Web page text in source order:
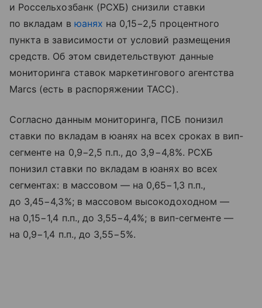
и Россельхозбанк (РСХБ) снизили ставки
по вкладам в юанях на 0,15−2,5 процентного
пункта в зависимости от условий размещения
средств. Об этом свидетельствуют данные
мониторинга ставок маркетингового агентства
Marcs (есть в распоряжении ТАСС).
Согласно данным мониторинга, ПСБ понизил
ставки по вкладам в юанях на всех сроках в вип-
сегменте на 0,9−2,5 п.п., до 3,9−4,8%. РСХБ
понизил ставки по вкладам в юанях во всех
сегментах: в массовом — на 0,65−1,3 п.п.,
до 3,45−4,3%; в массовом высокодоходном —
на 0,15−1,4 п.п., до 3,55−4,4%; в вип-сегменте —
на 0,9−1,4 п.п., до 3,55−5%.